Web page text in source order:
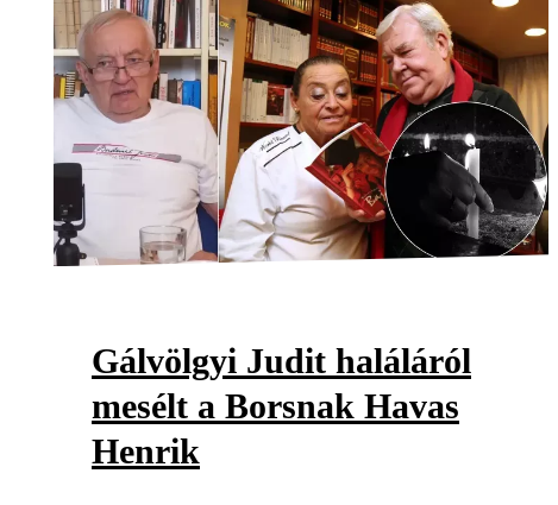
Gálvölgyi Judit haláláról
mesélt a Borsnak Havas
Henrik